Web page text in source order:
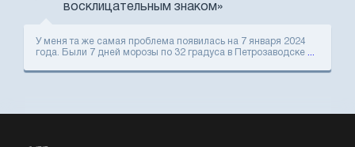
восклицательным знаком»
У меня та же самая проблема появилась на 7 января 2024
года. Были 7 дней морозы по 32 градуса в Петрозаводске